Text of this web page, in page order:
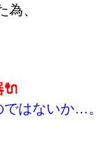
、
🔌
はないか…。